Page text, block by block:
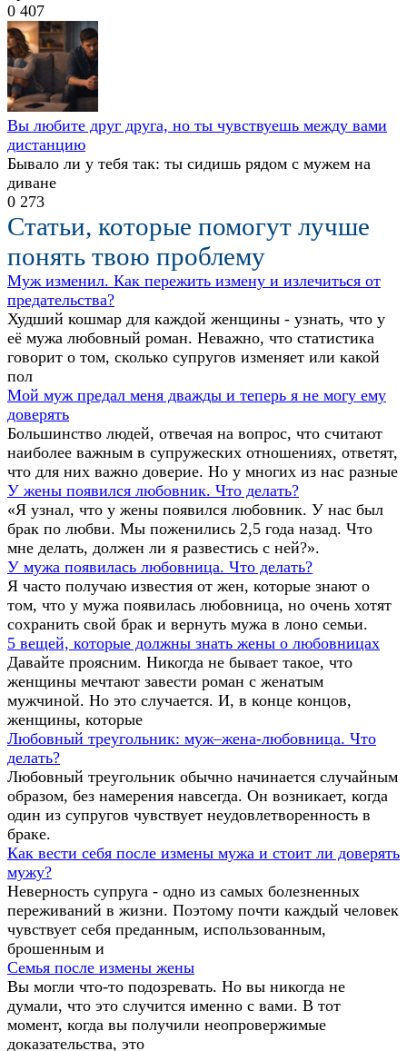
0 407
Вы любите друг друга, но ты чувствуешь между вами
дистанцию
Бывало ли у тебя так: ты сидишь рядом с мужем на
диване
0 273
Статьи, которые помогут лучше
понять твою проблему
Муж изменил. Как пережить измену и излечиться от
предательства?
Худший кошмар для каждой женщины - узнать, что у
её мужа любовный роман. Неважно, что статистика
говорит о том, сколько супругов изменяет или какой
пол
Мой муж предал меня дважды и теперь я не могу ему
доверять
Большинство людей, отвечая на вопрос, что считают
наиболее важным в супружеских отношениях, ответят,
что для них важно доверие. Но у многих из нас разные
У жены появился любовник. Что делать?
«Я узнал, что у жены появился любовник. У нас был
брак по любви. Мы поженились 2,5 года назад. Что
мне делать, должен ли я развестись с ней?».
У мужа появилась любовница. Что делать?
Я часто получаю известия от жен, которые знают о
том, что у мужа появилась любовница, но очень хотят
сохранить свой брак и вернуть мужа в лоно семьи.
5 вещей, которые должны знать жены о любовницах
Давайте проясним. Никогда не бывает такое, что
женщины мечтают завести роман с женатым
мужчиной. Но это случается. И, в конце концов,
женщины, которые
Любовный треугольник: муж–жена-любовница. Что
делать?
Любовный треугольник обычно начинается случайным
образом, без намерения навсегда. Он возникает, когда
один из супругов чувствует неудовлетворенность в
браке.
Как вести себя после измены мужа и стоит ли доверять
мужу?
Неверность супруга - одно из самых болезненных
переживаний в жизни. Поэтому почти каждый человек
чувствует себя преданным, использованным,
брошенным и
Семья после измены жены
Вы могли что-то подозревать. Но вы никогда не
думали, что это случится именно с вами. В тот
момент, когда вы получили неопровержимые
доказательства, это